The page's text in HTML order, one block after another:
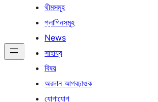
থীমসমূহ
প্লাগিনসমূহ
News
সাহায্য
বিষয়
অৱদান আগবঢ়াওক
যোগাযোগ